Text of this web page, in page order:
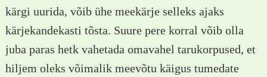
kärgi uurida, võib ühe meekärje selleks ajaks
kärjekandekasti tõsta. Suure pere korral võib olla
juba paras hetk vahetada omavahel tarukorpused, et
hiljem oleks võimalik meevõtu käigus tumedate